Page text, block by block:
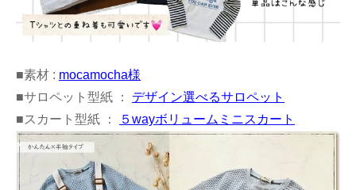
■素材 : mocamocha様
■サロペット型紙 ： デザイン選べるサロペット
■スカート型紙 ：
５wayボリュームミニスカート